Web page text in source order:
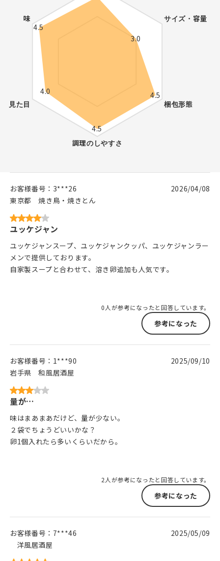
お客様番号： 3***26
東京都
焼き鳥・焼きとん
2026/04/08
ユッケジャン
ユッケジャンスープ、ユッケジャンクッパ、ユッケジャンラー
メンで提供しております。
自家製スープと合わせて、溶き卵追加も人気です。
0人が参考になったと回答しています。
参考になった
お客様番号： 1***90
岩手県
和風居酒屋
2025/09/10
量が…
味はまあまあだけど、量が少ない。
２袋でちょうどいいかな？
卵1個入れたら多いくらいだから。
2人が参考になったと回答しています。
参考になった
お客様番号： 7***46
洋風居酒屋
2025/05/09